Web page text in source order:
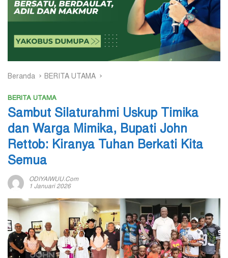
Beranda BERITA UTAMA
BERITA UTAMA
Sambut Silaturahmi Uskup Timika
dan Warga Mimika, Bupati John
Rettob: Kiranya Tuhan Berkati Kita
Semua
ODIYAIWUU.com
1 Januari 2026